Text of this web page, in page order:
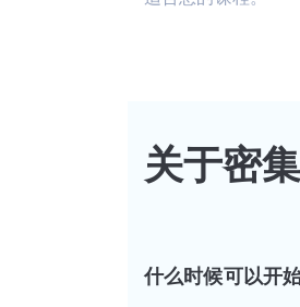
关于密
什么时候可以开